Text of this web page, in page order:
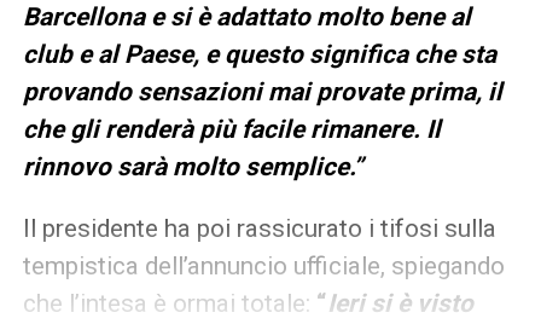
Barcellona e si è adattato molto bene al
club e al Paese, e questo significa che sta
provando sensazioni mai provate prima, il
che gli renderà più facile rimanere. Il
rinnovo sarà molto semplice.”
Il presidente ha poi rassicurato i tifosi sulla
tempistica dell’annuncio ufficiale, spiegando
che l’intesa è ormai totale: “Ieri si è visto